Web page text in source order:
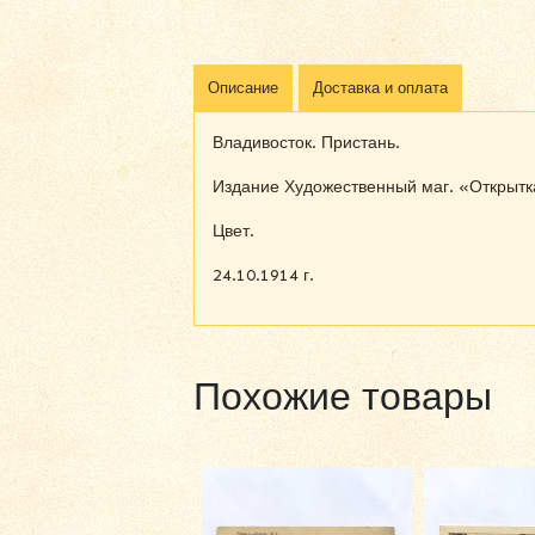
Описание Доставка и оплата
Владивосток. Пристань.
Издание Художественный маг.
Цвет.
24.10.1914 г.
Похожие товары